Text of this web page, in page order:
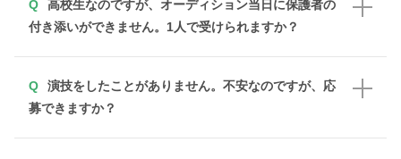
高校生なのですが、オーディション当日に保護者の
付き添いができません。1人で受けられますか？
演技をしたことがありません。不安なのですが、応
募できますか？